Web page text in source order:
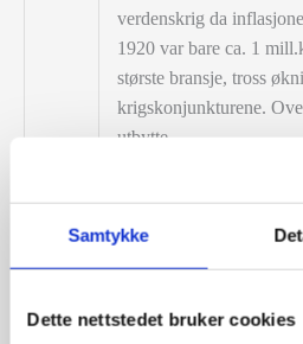
Samtykke
Dette nettstedet bruker cookies
verdenskrig da
1920 var bare ca. 1
største bransje, tross
krigskonjunkturene.
utbytte.
Ulykkesforsikring ble
1923
Nordens totale